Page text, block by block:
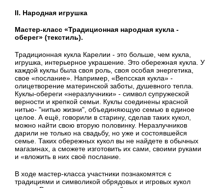
II. Народная игрушка
Мастер-класс «Традиционная народная кукла -
оберег» (текстиль).
Традиционная кукла Карелии - это больше, чем кукла,
игрушка, интерьерное украшение. Это обережная кукла. У
каждой куклы была своя роль, своя особая энергетика,
свое «послание». Например, «Вепсская кукла» -
олицетворение материнской заботы, душевного тепла.
Куклы-обереги «неразлучники» - символ супружеской
верности и крепкой семьи. Куклы соединены красной
нитью- "нитью жизни", объединяющую семью в единое
целое. А ещё, говорили в старину, сделав таких кукол,
можно найти свою вторую половинку. Неразлучников
дарили не только на свадьбу, но уже и состоявшейся
семье. Таких обережных кукол вы не найдете в обычных
магазинах, а сможете изготовить их сами, своими руками
и «вложить в них своё послание.
В ходе мастер-класса участники познакомятся с
традициями и символикой обрядовых и игровых кукол